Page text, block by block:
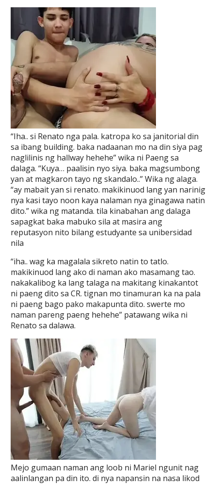
“Iha.. si Renato nga pala. katropa ko sa janitorial din
sa ibang building. baka nadaanan mo na din siya pag
naglilinis ng hallway hehehe” wika ni Paeng sa
dalaga. “Kuya… paalisin nyo siya. baka magsumbong
yan at magkaron tayo ng skandalo..” Wika ng alaga.
“ay mabait yan si renato. makikinuod lang yan narinig
nya kasi tayo noon kaya nalaman nya ginagawa natin
dito.” wika ng matanda. tila kinabahan ang dalaga
sapagkat baka mabuko sila at masira ang
reputasyon nito bilang estudyante sa unibersidad
nila
“iha.. wag ka magalala sikreto natin to tatlo.
makikinuod lang ako di naman ako masamang tao.
nakakalibog ka lang talaga na makitang kinakantot
ni paeng dito sa CR. tignan mo tinamuran ka na pala
ni paeng bago pako makapunta dito. swerte mo
naman pareng paeng hehehe” patawang wika ni
Renato sa dalawa.
Mejo gumaan naman ang loob ni Mariel ngunit nag
aalinlangan pa din ito. di nya napansin na nasa likod